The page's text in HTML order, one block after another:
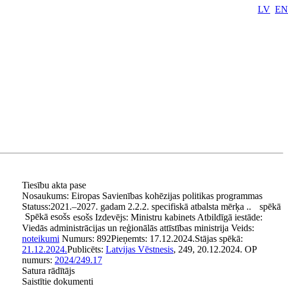
LV EN
Tiesību akta pase
Nosaukums: Eiropas Savienības kohēzijas politikas programmas
2021.–2027. gadam 2.2.2. specifiskā atbalsta mērķa ..
Statuss:
Spēkā esošs
spēkā
esošs Izdevējs: Ministru kabinets Atbildīgā iestāde:
Viedās administrācijas un reģionālās attīstības ministrija Veids:
noteikumi Numurs: 892Pieņemts: 17.12.2024.Stājas spēkā:
21.12.2024.Publicēts: Latvijas Vēstnesis, 249, 20.12.2024. OP
numurs: 2024/249.17
Satura rādītājs
Saistītie dokumenti